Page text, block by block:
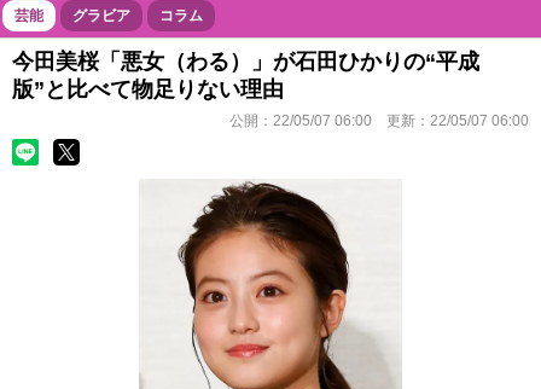
ボートレース 競輪 オートレース
芸能 グラビア コラム
今田美桜「悪女（わる）」が石田ひかりの“平成
版”と比べて物足りない理由
公開： 22/05/07 06:00 更新： 22/05/07 06:00